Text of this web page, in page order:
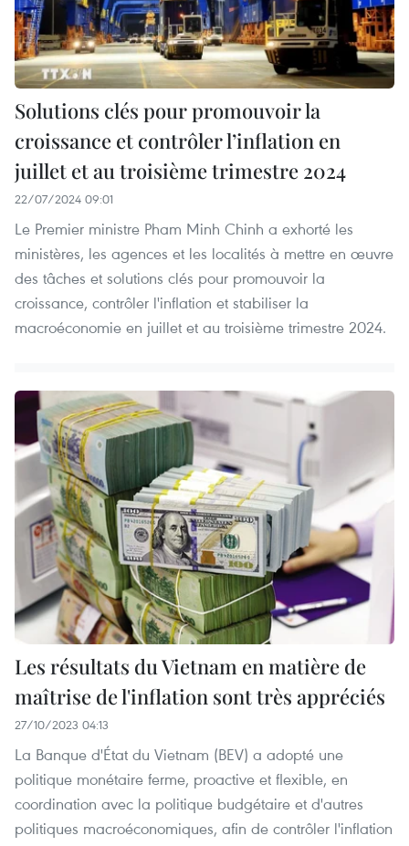
Solutions clés pour promouvoir la
croissance et contrôler l’inflation en
juillet et au troisième trimestre 2024
22/07/2024 09:01
Le Premier ministre Pham Minh Chinh a exhorté les
ministères, les agences et les localités à mettre en œuvre
des tâches et solutions clés pour promouvoir la
croissance, contrôler l'inflation et stabiliser la
macroéconomie en juillet et au troisième trimestre 2024.
Les résultats du Vietnam en matière de
maîtrise de l'inflation sont très appréciés
27/10/2023 04:13
La Banque d'État du Vietnam (BEV) a adopté une
politique monétaire ferme, proactive et flexible, en
coordination avec la politique budgétaire et d'autres
politiques macroéconomiques, afin de contrôler l'inflation